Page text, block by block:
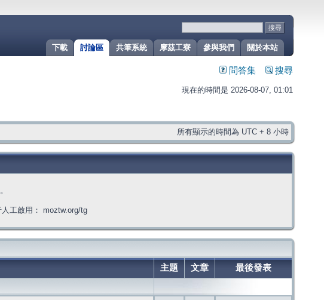
關於本站
參與我們
摩茲工寮
共筆系統
討論區
下載
問答集 搜尋
現在的時間是 2026-08-07, 01:01
所有顯示的時間為 UTC + 8 小時
工啟用： moztw.org/tg
主題 文章
最後發表